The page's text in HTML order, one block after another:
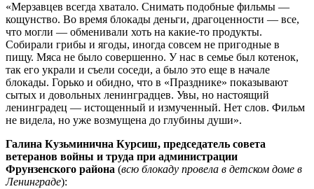
«Мерзавцев всегда хватало. Снимать подобные фильмы —
кощунство. Во время блокады деньги, драгоценности — все,
что могли — обменивали хоть на какие-то продукты.
Собирали грибы и ягоды, иногда совсем не пригодные в
пищу. Мяса не было совершенно. У нас в семье был котенок,
так его украли и съели соседи, а было это еще в начале
блокады. Горько и обидно, что в «Празднике» показывают
сытых и довольных ленинградцев. Увы, но настоящий
ленинградец — истощенный и измученный. Нет слов. Фильм
не видела, но уже возмущена до глубины души».
Галина Кузьминична Курсиш, председатель совета
ветеранов войны и труда при администрации
Фрунзенского района (всю блокаду провела в детском доме в
Ленинграде):